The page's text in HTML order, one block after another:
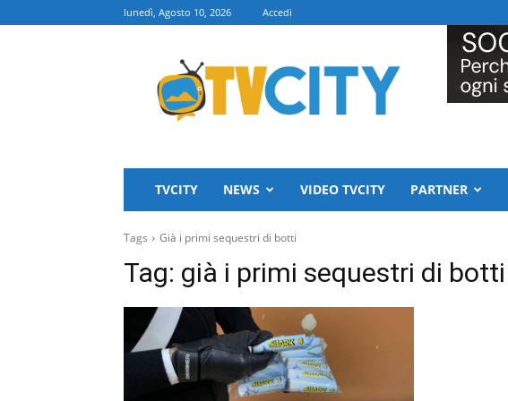
lunedì, Agosto 10, 2026 Accedi
TVCITY
TVCITY NEWS VIDEO TVCITY PARTNER
Tags Già i primi sequestri di botti
Tag: già i primi sequestri di botti